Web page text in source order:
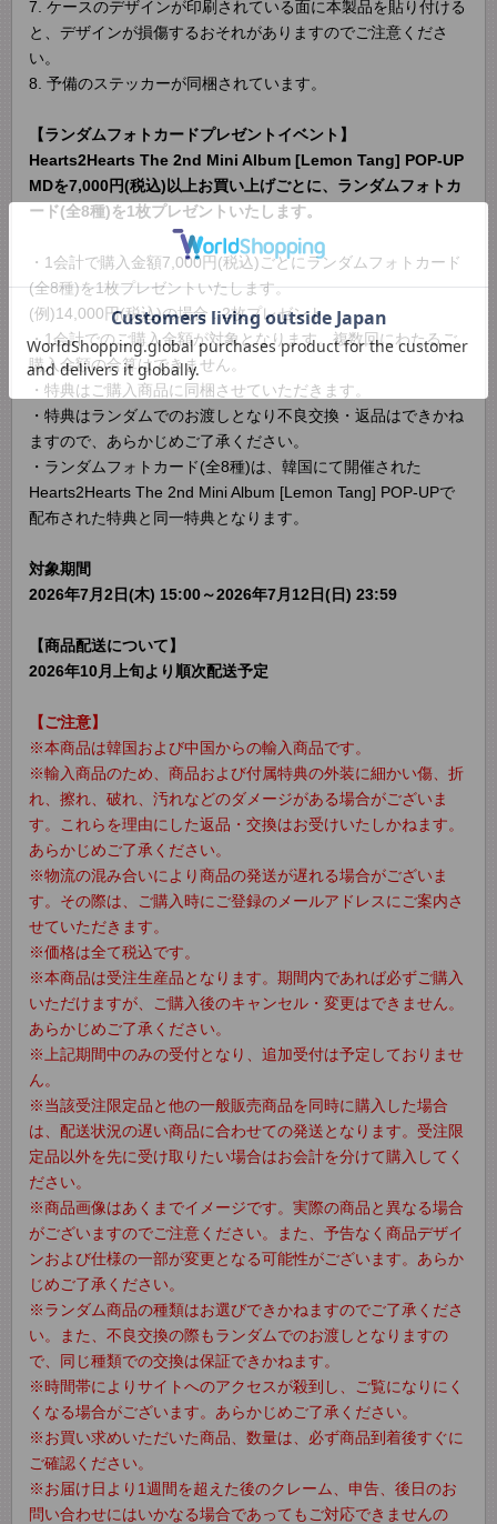
7. ケースのデザインが印刷されている面に本製品を貼り付ける
と、デザインが損傷するおそれがありますのでご注意くださ
い。
8. 予備のステッカーが同梱されています。
【ランダムフォトカードプレゼントイベント】
Hearts2Hearts The 2nd Mini Album [Lemon Tang] POP-UP
MDを7,000円(税込)以上お買い上げごとに、ランダムフォトカ
ード(全8種)を1枚プレゼントいたします。
・1会計で購入金額7,000円(税込)ごとにランダムフォトカード
(全8種)を1枚プレゼントいたします。
(例)14,000円(税込)の場合 : 2枚プレゼント
・1会計でのご購入金額が対象となります。複数回にわたるご
購入金額の合算はできません。
・特典はご購入商品に同梱させていただきます。
・特典はランダムでのお渡しとなり不良交換・返品はできかね
ますので、あらかじめご了承ください。
・ランダムフォトカード(全8種)は、韓国にて開催された
Hearts2Hearts The 2nd Mini Album [Lemon Tang] POP-UPで
配布された特典と同一特典となります。
対象期間
2026年7月2日(木) 15:00～2026年7月12日(日) 23:59
【商品配送について】
2026年10月上旬より順次配送予定
【ご注意】
※本商品は韓国および中国からの輸入商品です。
※輸入商品のため、商品および付属特典の外装に細かい傷、折
れ、擦れ、破れ、汚れなどのダメージがある場合がございま
す。これらを理由にした返品・交換はお受けいたしかねます。
あらかじめご了承ください。
※物流の混み合いにより商品の発送が遅れる場合がございま
す。その際は、ご購入時にご登録のメールアドレスにご案内さ
せていただきます。
※価格は全て税込です。
※本商品は受注生産品となります。期間内であれば必ずご購入
いただけますが、ご購入後のキャンセル・変更はできません。
あらかじめご了承ください。
※上記期間中のみの受付となり、追加受付は予定しておりませ
ん。
※当該受注限定品と他の一般販売商品を同時に購入した場合
は、配送状況の遅い商品に合わせての発送となります。受注限
定品以外を先に受け取りたい場合はお会計を分けて購入してく
ださい。
※商品画像はあくまでイメージです。実際の商品と異なる場合
がございますのでご注意ください。また、予告なく商品デザイ
ンおよび仕様の一部が変更となる可能性がございます。あらか
じめご了承ください。
※ランダム商品の種類はお選びできかねますのでご了承くださ
い。また、不良交換の際もランダムでのお渡しとなりますの
で、同じ種類での交換は保証できかねます。
※時間帯によりサイトへのアクセスが殺到し、ご覧になりにく
くなる場合がございます。あらかじめご了承ください。
※お買い求めいただいた商品、数量は、必ず商品到着後すぐに
ご確認ください。
※お届け日より1週間を超えた後のクレーム、申告、後日のお
問い合わせにはいかなる場合であってもご対応できませんの